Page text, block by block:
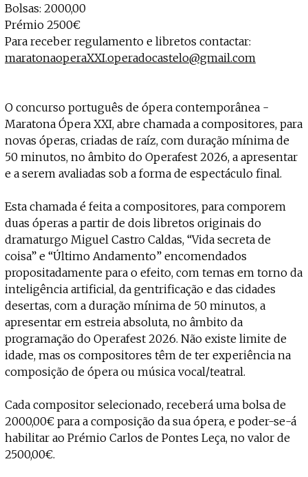
Bolsas: 2000,00
Prémio 2500€
Para receber regulamento e libretos contactar:
maratonaoperaXXI.operadocastelo@gmail.com
O concurso português de ópera contemporânea -
Maratona Ópera XXI, abre chamada a compositores, para
novas óperas, criadas de raíz, com duração mínima de
50 minutos, no âmbito do Operafest 2026, a apresentar
e a serem avaliadas sob a forma de espectáculo final.
Esta chamada é feita a compositores, para comporem
duas óperas a partir de dois libretos originais do
dramaturgo Miguel Castro Caldas, “Vida secreta de
coisa” e “Último Andamento” encomendados
propositadamente para o efeito, com temas em torno da
inteligência artificial, da gentrificação e das cidades
desertas, com a duração mínima de 50 minutos, a
apresentar em estreia absoluta, no âmbito da
programação do Operafest 2026. Não existe limite de
idade, mas os compositores têm de ter experiência na
composição de ópera ou música vocal/teatral.
Cada compositor selecionado, receberá uma bolsa de
2000,00€ para a composição da sua ópera, e poder-se-á
habilitar ao Prémio Carlos de Pontes Leça, no valor de
2500,00€.